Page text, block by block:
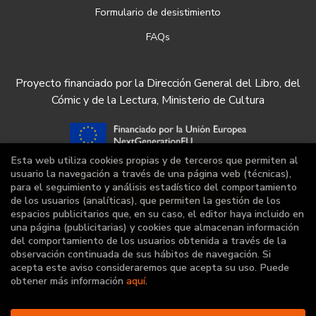
Formulario de desistimiento
FAQs
Proyecto financiado por la Dirección General del Libro, del
Cómic y de la Lectura, Ministerio de Cultura
Esta web utiliza cookies propias y de terceros que permiten al
usuario la navegación a través de una página web (técnicas),
para el seguimiento y análisis estadístico del comportamiento
de los usuarios (analíticas), que permiten la gestión de los
espacios publicitarios que, en su caso, el editor haya incluido en
una página (publicitarias) y cookies que almacenan información
del comportamiento de los usuarios obtenida a través de la
observación continuada de sus hábitos de navegación. Si
acepta este aviso consideraremos que acepta su uso. Puede
obtener más información aquí.